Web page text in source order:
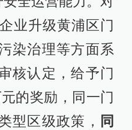
业升级黄浦区门
染治理等方面系
核认定，给予门
的奖励，同一门
型区级政策， 同